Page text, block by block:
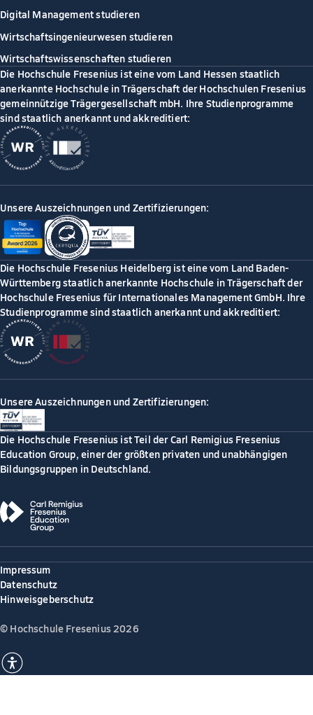
Digital Management studieren
Wirtschaftsingenieurwesen studieren
Wirtschaftswissenschaften studieren
Die Hochschule Fresenius ist eine vom Land Hessen staatlich
anerkannte Hochschule in Trägerschaft der Hochschulen Fresenius
gemeinnützige Trägergesellschaft mbH. Ihre Studienprogramme
sind staatlich anerkannt und akkreditiert:
Unsere Auszeichnungen und Zertifizierungen:
Die Hochschule Fresenius Heidelberg ist eine vom Land Baden-
Württemberg staatlich anerkannte Hochschule in Trägerschaft der
Hochschule Fresenius für Internationales Management GmbH. Ihre
Studienprogramme sind staatlich anerkannt und akkreditiert:
Unsere Auszeichnungen und Zertifizierungen:
Die Hochschule Fresenius ist Teil der Carl Remigius Fresenius
Education Group, einer der größten privaten und unabhängigen
Bildungsgruppen in Deutschland.
Impressum
Datenschutz
Hinweisgeberschutz
© Hochschule Fresenius 2026